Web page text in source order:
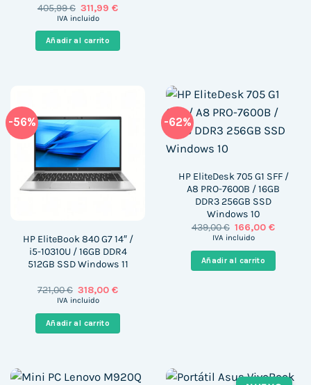
405,99€ El
precio
era:
405,99 €.
311,99€El
es:
311,99 €.
IVA incluido
Añadir al carrito
-56%
HP EliteBook 840 G7 14″ /
i5-10310U / 16GB DDR4
512GB SSD Windows 11
721,00€ El
precio
era:
721,00 €.
318,00€El
es:
318,00 €.
IVA incluido
Añadir al carrito
-62%
HP EliteDesk 705 G1 SFF /
A8 PRO-7600B / 16GB
DDR3 256GB SSD
Windows 10
439,00€ El
precio
era:
439,00 €.
166,00€El
es:
166,00
IVA incluido
Añadir al carrito